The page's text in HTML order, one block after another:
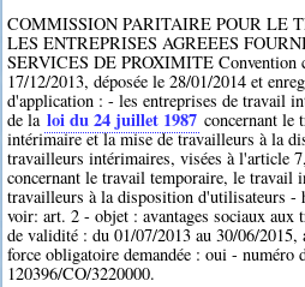
COMMISSION PARITAIRE POUR LE
LES ENTREPRISES AGREEES
SERVICES DE PROXIMITE Convention
17/12/2013, déposée le 28/01/2014 et
d'application : - les entreprises de travail
de la loi du 24 juillet 1987 concernant le
intérimaire et la mise de travailleurs à la
travailleurs intérimaires, visées à l'article
concernant le travail temporaire, le travail
travailleurs à la disposition d'utilisateurs -
voir: art. 2 - objet : avantages sociaux
de validité : du 01/07/2013 au 30/06/2015,
force obligatoire demandée : oui - numéro
120396/CO/3220000.